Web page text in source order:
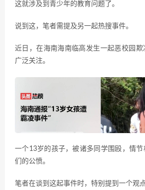
这就涉及到青少年的教育问题了。
说到这，笔者需提及另一起热搜事件。
近日，在海南海南临高发生一起恶校园
广泛关注。
一个13岁的孩子，被诸多同学围殴，情
们的公愤。
笔者在谈到这起事件时，特别提到一个观点